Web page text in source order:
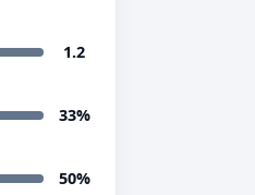
1.2
33%
50%